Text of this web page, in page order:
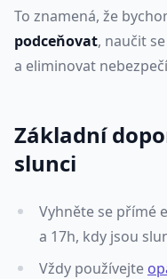
To znamená, že
podceňovat, naučit
a eliminovat
Základní
slunci
Vyhněte se přímé
a 17h, kdy jsou
Vždy používejte